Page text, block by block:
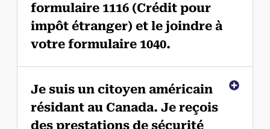
formulaire 1116 (Crédit pour
impôt étranger) et le joindre à
votre formulaire 1040.
Je suis un citoyen américain
résidant au Canada. Je reçois
des prestations de sécurité